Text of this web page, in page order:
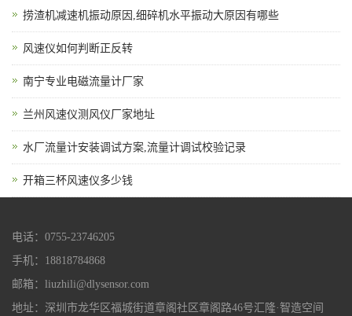
捞渣机减速机振动原因,细碎机水平振动大原因有哪些
风速仪如何判断正反转
南宁专业电磁流量计厂家
兰州风速仪测风仪厂家地址
水厂流量计安装调试方案,流量计调试校验记录
开箱三杯风速仪多少钱
电话：0755-23746205
手机：18818784868
邮箱：liuzhili@dlysensor.com
地址：深圳市龙华区福城街道章阁社区章阁路46号汇隆·智造空间